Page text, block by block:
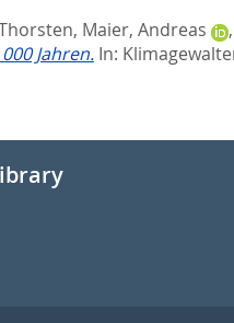
, Maier, Andreas ,
Jahren. In: